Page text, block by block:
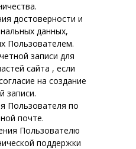
достоверности и
данных,
Пользователем.
записи для
сайта , если
на создание
записи.
Пользователя по
почте.
Пользователю
поддержки